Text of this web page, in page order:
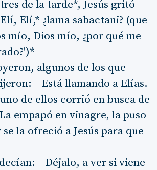
de la tarde*, Jesús gritó
Elí,* ¿lama sabactani? (que
mío, Dios mío, ¿por qué me
algunos de los que
--Está llamando a Elías.
de ellos corrió en busca de
empapó en vinagre, la puso
se la ofreció a Jesús para que
--Déjalo, a ver si viene